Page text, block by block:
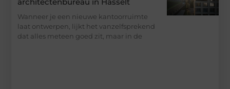
Wanneer je een nieuwe kantoorruimte
laat ontwerpen, lijkt het vanzelfsprekend
dat alles meteen goed zit, maar in de